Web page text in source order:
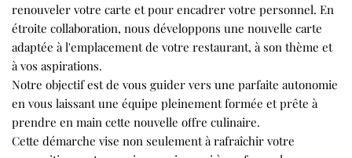
renouveler votre carte et pour encadrer votre personnel. En
étroite collaboration, nous développons une nouvelle carte
adaptée à l'emplacement de votre restaurant, à son thème et
à vos aspirations.
Notre objectif est de vous guider vers une parfaite autonomie
en vous laissant une équipe pleinement formée et prête à
prendre en main cette nouvelle offre culinaire.
Cette démarche vise non seulement à rafraîchir votre